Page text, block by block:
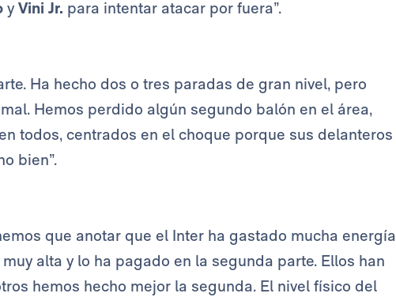
y Vini Jr. para intentar atacar por fuera”.
Ha hecho dos o tres paradas de gran nivel, pero
Hemos perdido algún segundo balón en el área,
todos, centrados en el choque porque sus delanteros
bien”.
que anotar que el Inter ha gastado mucha energía
alta y lo ha pagado en la segunda parte. Ellos han
hemos hecho mejor la segunda. El nivel físico del